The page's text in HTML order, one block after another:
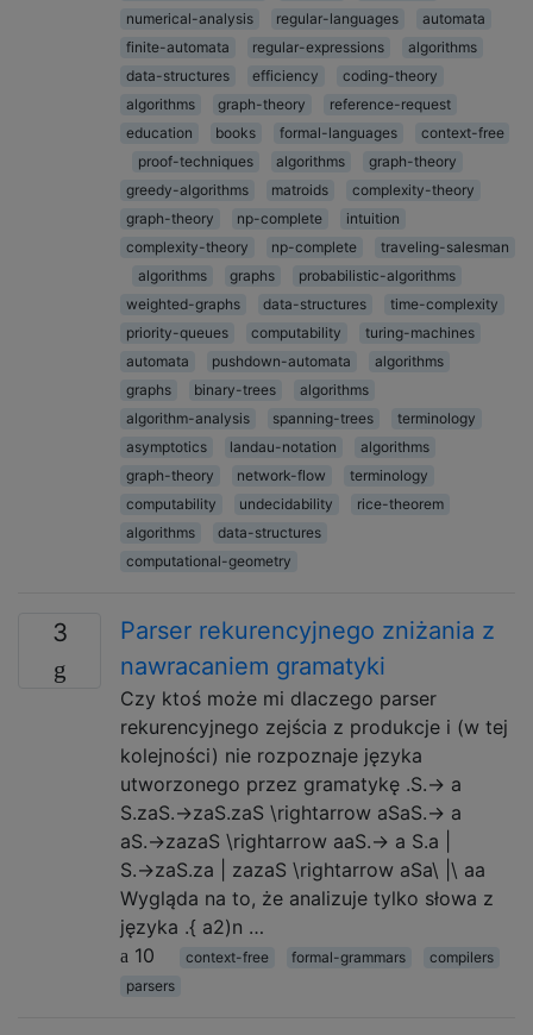
numerical-analysis
regular-languages
automata
finite-automata
regular-expressions
algorithms
data-structures
efficiency
coding-theory
algorithms
graph-theory
reference-request
education
books formal-languages
context-free
proof-techniques
algorithms
graph-theory
greedy-algorithms
matroids
complexity-theory
graph-theory
np-complete
intuition
complexity-theory
np-complete
traveling-salesman
algorithms
graphs
probabilistic-algorithms
weighted-graphs
data-structures
time-complexity
priority-queues
computability
turing-machines
automata
pushdown-automata
algorithms
graphs
binary-trees
algorithms
algorithm-analysis
spanning-trees
terminology
asymptotics
landau-notation
algorithms
graph-theory
network-flow
terminology
computability
undecidability
rice-theorem
algorithms
data-structures
computational-geometry
3
Parser rekurencyjnego zniżania z
nawracaniem gramatyki
Czy ktoś może mi dlaczego parser
rekurencyjnego zejścia z produkcje i (w tej
kolejności) nie rozpoznaje języka
utworzonego przez gramatykę .S.→ a
S.zaS.→zaS.zaS \rightarrow aSaS.→ a
aS.→zazaS \rightarrow aaS.→ a S.a |
S.→zaS.za | zazaS \rightarrow aSa\ |\ aa
Wygląda na to, że analizuje tylko słowa z
języka .{ a2)n …
10
context-free formal-grammars
compilers
parsers